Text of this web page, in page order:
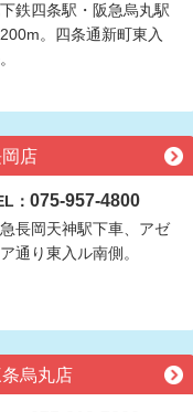
鉄四条駅・阪急烏丸駅
。四条通新町東入
店
： 075-957-4800
長岡天神駅下車、アゼ
通り東入ル南側。
烏丸店